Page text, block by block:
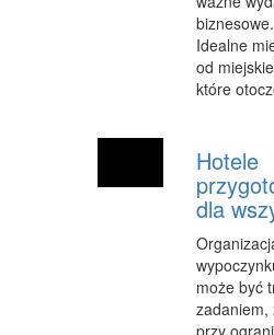
INNE
WIGOR
IMPREZY
ZAJĘCIA SPORTOWE I
RESTAURACJE,
Idealne
od
które
Hotele
dla
może być
zadaniem,